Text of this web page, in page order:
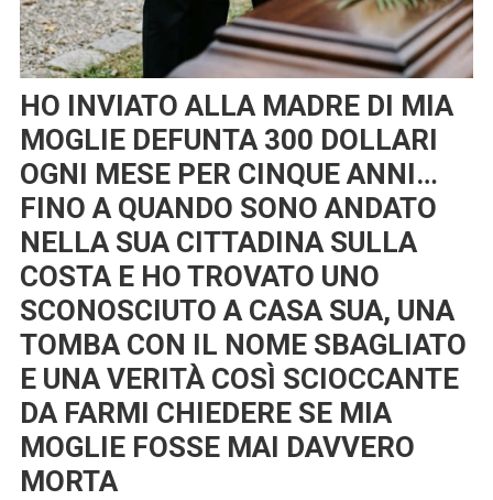
HO INVIATO ALLA MADRE DI MIA
MOGLIE DEFUNTA 300 DOLLARI
OGNI MESE PER CINQUE ANNI…
FINO A QUANDO SONO ANDATO
NELLA SUA CITTADINA SULLA
COSTA E HO TROVATO UNO
SCONOSCIUTO A CASA SUA, UNA
TOMBA CON IL NOME SBAGLIATO
E UNA VERITÀ COSÌ SCIOCCANTE
DA FARMI CHIEDERE SE MIA
MOGLIE FOSSE MAI DAVVERO
MORTA